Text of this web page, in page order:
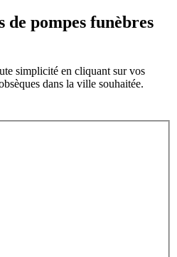
de pompes funèbres
simplicité en cliquant sur vos
dans la ville souhaitée.